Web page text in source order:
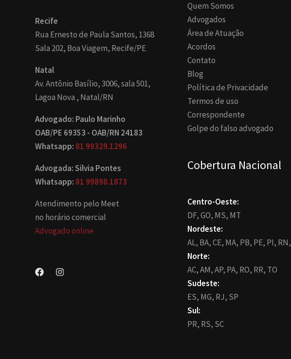
Recife
Rua Ernesto de Paula Santos, 1368
Sala 202, Boa Viagem, Recife/PE
Natal
Av. Antônio Basílio, 3006, sala 501,
Lagoa Nova , Natal/RN
Advogado: Paulo Marinho
OAB/PE 69353 - OAB/RN 24183
Whatsapp: 81 99329.1296
Advogada: Silvia Pontes
Whatsapp: 81 99898.1873
Atendimento pelo Meet
no horário comercial
Advogado online
Quem Somos
Advogados
Área de Atuação
Acordos
Contato
Blog
Política de Privacidade
Termos de uso
Correspondente
Golpe do falso advogado
Cobertura Nacional
Centro-Oeste:
DF,GO, MS, MT
Nordeste:
AL, BA,CE, MA, PB, PE, PI, RN,
Norte:
AC,AM,AP, PA, RO, RR, TO
Sudeste:
ES, MG, RJ, SP
Sul:
PR, RS, SC